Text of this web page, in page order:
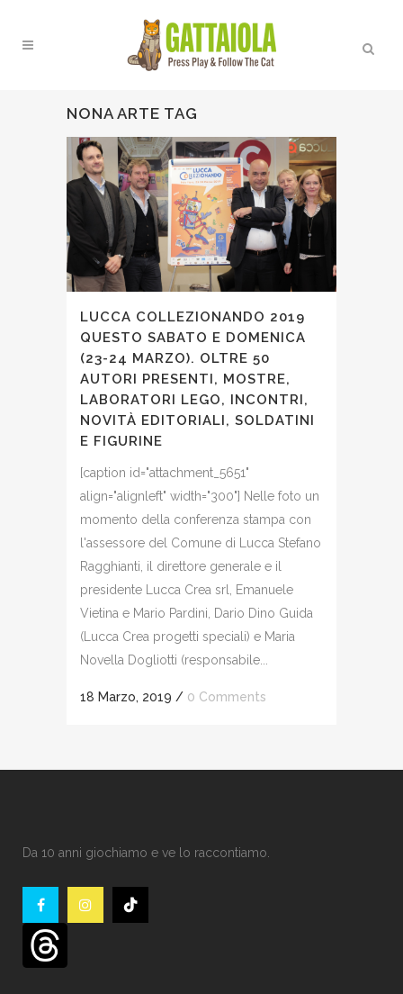
NONA ARTE TAG
LUCCA COLLEZIONANDO 2019
QUESTO SABATO E DOMENICA
(23-24 MARZO). OLTRE 50
AUTORI PRESENTI, MOSTRE,
LABORATORI LEGO, INCONTRI,
NOVITÀ EDITORIALI, SOLDATINI
E FIGURINE
[caption id="attachment_5651"
align="alignleft" width="300"] Nelle foto un
momento della conferenza stampa con
l'assessore del Comune di Lucca Stefano
Ragghianti, il direttore generale e il
presidente Lucca Crea srl, Emanuele
Vietina e Mario Pardini, Dario Dino Guida
(Lucca Crea progetti speciali) e Maria
Novella Dogliotti (responsabile...
18 Marzo, 2019 / 0 Comments
Da 10 anni giochiamo e ve lo raccontiamo.